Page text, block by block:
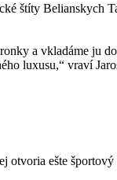
štíty Belianskych
a vkladáme ju
luxusu,“ vraví
otvoria ešte